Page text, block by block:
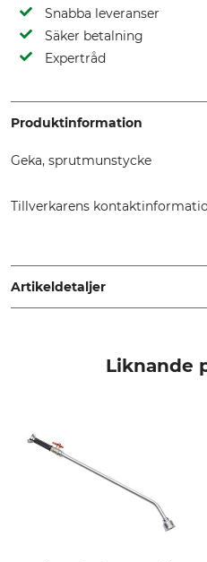
Snabba leveranser
Säker betalning
Expertråd
Produktinformation
Geka, sprutmunstycke
Tillverkarens
Ardenne-Allee 27, 71522
Artikeldetaljer
Liknande